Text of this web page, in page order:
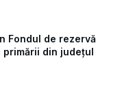
Fondul de rezervă
din județul